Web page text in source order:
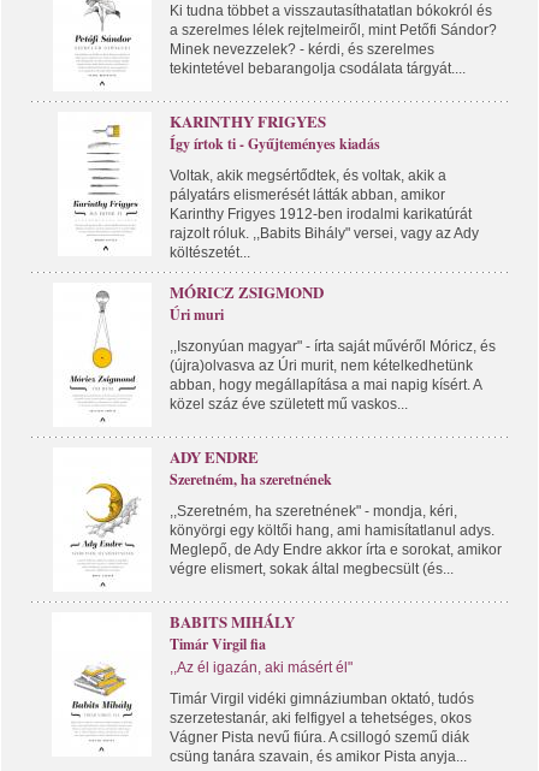
Ki tudna többet a visszautasíthatatlan bókokról és
a szerelmes lélek rejtelmeiről, mint Petőfi Sándor?
Minek nevezzelek? - kérdi, és szerelmes
tekintetével bebarangolja csodálata tárgyát....
KARINTHY FRIGYES
Így írtok ti - Gyűjteményes kiadás
Voltak, akik megsértődtek, és voltak, akik a
pályatárs elismerését látták abban, amikor
Karinthy Frigyes 1912-ben irodalmi karikatúrát
rajzolt róluk. ,,Babits Bihály" versei, vagy az Ady
költészetét...
MÓRICZ ZSIGMOND
Úri muri
,,Iszonyúan magyar" - írta saját művéről Móricz, és
(újra)olvasva az Úri murit, nem kételkedhetünk
abban, hogy megállapítása a mai napig kísért. A
közel száz éve született mű vaskos...
ADY ENDRE
Szeretném, ha szeretnének
,,Szeretném, ha szeretnének" - mondja, kéri,
könyörgi egy költői hang, ami hamisítatlanul adys.
Meglepő, de Ady Endre akkor írta e sorokat, amikor
végre elismert, sokak által megbecsült (és...
BABITS MIHÁLY
Timár Virgil fia
,,Az él igazán, aki másért él"
Timár Virgil vidéki gimnáziumban oktató, tudós
szerzetestanár, aki felfigyel a tehetséges, okos
Vágner Pista nevű fiúra. A csillogó szemű diák
csüng tanára szavain, és amikor Pista anyja...